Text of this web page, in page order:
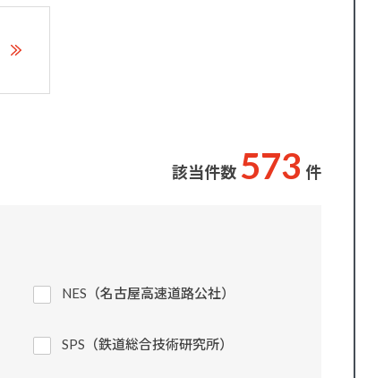
該当件数 573 件
NES（名古屋高速道路公社）
SPS（鉄道総合技術研究所）